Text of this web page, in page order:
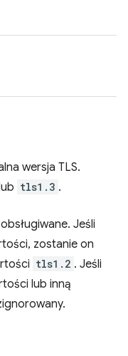
wersja TLS.
tls1.3 .
Jeśli
zostanie on
tls1.2 . Jeśli
lub inną